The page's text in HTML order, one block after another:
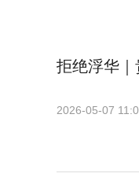
拒绝浮华
2026-05-07